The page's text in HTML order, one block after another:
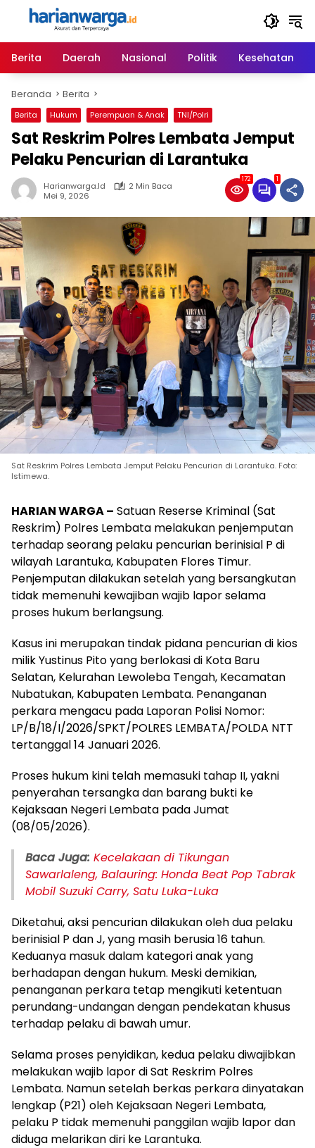
Langsung
Berita
Daerah Nasional Politik Kesehatan
Beranda Berita
Berita Hukum Perempuan & Anak TNI/Polri
Sat Reskrim Polres Lembata Jemput
Pelaku Pencurian di Larantuka
Harianwarga.id
2 Min Baca
Mei 9, 2026
172 1
Sat Reskrim Polres Lembata Jemput Pelaku Pencurian di Larantuka. Foto:
Istimewa.
HARIAN WARGA – Satuan Reserse Kriminal (Sat
Reskrim) Polres Lembata melakukan penjemputan
terhadap seorang pelaku pencurian berinisial P di
wilayah Larantuka, Kabupaten Flores Timur.
Penjemputan dilakukan setelah yang bersangkutan
tidak memenuhi kewajiban wajib lapor selama
proses hukum berlangsung.
Kasus ini merupakan tindak pidana pencurian di kios
milik Yustinus Pito yang berlokasi di Kota Baru
Selatan, Kelurahan Lewoleba Tengah, Kecamatan
Nubatukan, Kabupaten Lembata. Penanganan
perkara mengacu pada Laporan Polisi Nomor:
LP/B/18/I/2026/SPKT/POLRES LEMBATA/POLDA NTT
tertanggal 14 Januari 2026.
Proses hukum kini telah memasuki tahap II, yakni
penyerahan tersangka dan barang bukti ke
Kejaksaan Negeri Lembata pada Jumat
(08/05/2026).
Baca Juga: Kecelakaan di Tikungan
Sawarlaleng, Balauring: Honda Beat Pop Tabrak
Mobil Suzuki Carry, Satu Luka-Luka
Diketahui, aksi pencurian dilakukan oleh dua pelaku
berinisial P dan J, yang masih berusia 16 tahun.
Keduanya masuk dalam kategori anak yang
berhadapan dengan hukum. Meski demikian,
penanganan perkara tetap mengikuti ketentuan
perundang-undangan dengan pendekatan khusus
terhadap pelaku di bawah umur.
Selama proses penyidikan, kedua pelaku diwajibkan
melakukan wajib lapor di Sat Reskrim Polres
Lembata. Namun setelah berkas perkara dinyatakan
lengkap (P21) oleh Kejaksaan Negeri Lembata,
pelaku P tidak memenuhi panggilan wajib lapor dan
diduga melarikan diri ke Larantuka.